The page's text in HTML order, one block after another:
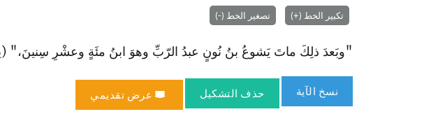
تكبير الخط (+) تصغير الخط (-)
"وبَعدَ ذلِكَ ماتَ يَشوعُ بنُ نُونٍ عبدُ الرّبِّ وهوَ ا‏بنُ مئَةٍ وعشْرِ سِنينَ،" (يش 24:
نسخ الآية حذف التشكيل عرض تقديمي